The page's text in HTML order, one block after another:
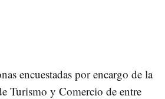
encuestadas por encargo de la
Turismo y Comercio de entre